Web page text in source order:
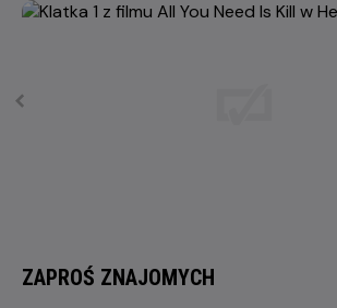
ZAPROŚ ZNAJOMYCH